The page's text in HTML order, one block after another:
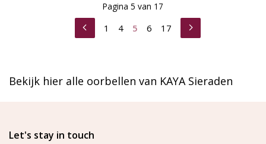
1 4 5 6 17
Pagina 5 van 17
Bekijk hier alle oorbellen van KAYA Sieraden
Let's stay in touch